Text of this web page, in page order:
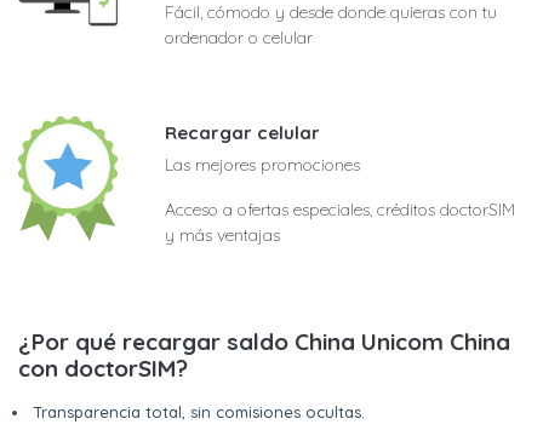
Fácil, cómodo y desde donde quieras con tu
ordenador o celular
Recargar celular
Las mejores promociones
Acceso a ofertas especiales, créditos doctorSIM
y más ventajas
¿Por qué recargar saldo China Unicom China
con doctorSIM?
Transparencia total, sin comisiones ocultas.